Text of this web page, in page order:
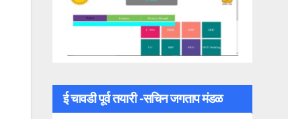
ई चावडी पूर्व तयारी -सचिन जगताप मंडळ